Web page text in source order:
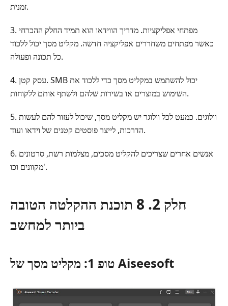
זמנית.
3. מפתחי אפליקציות. מדריך הווידאו הוא תמיד החלק ההכרחי
כאשר מפתחים משחררים אפליקציה חדשה. מקליט מסך יכול ללכוד
כל תכונה ופעולה.
4. עסק קטן. SMB יכול להשתמש במקליט מסך כדי ללכוד את
השימוש במוצרים או בשירות שלהם ולשתף אותם ללקוחות.
5. וולוגים. כמעט לכל וולוגר יש מקליט מסך, שיכול לעזור להם לעשות
הדרכות, לייצר פוסטים קטנים של וידאו ועוד.
6. אנשים אחרים שצריכים להקליט מסכים, מצלמות רשת, סרטונים
מקוונים וכו'.
חלק 2. 8 תוכנת ההקלטה הטובה
ביותר למחשב
טופ 1: מקליט מסך של Aiseesoft